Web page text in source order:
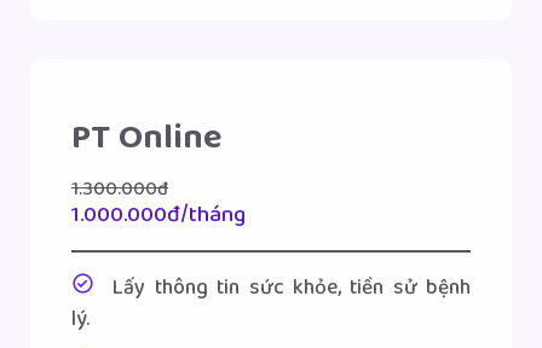
PT Online
1.300.000đ
1.000.000đ/tháng
Lấy thông tin sức khỏe, tiền sử bệnh
lý.